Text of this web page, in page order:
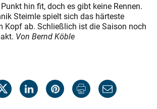
hin fit, doch es gibt keine Rennen.
Steimle spielt sich das härteste
Kopf ab. Schließlich ist die Saison noch
Von Bernd Köble